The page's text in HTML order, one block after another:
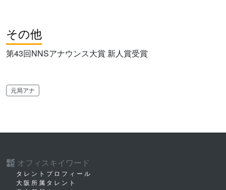
その他
第43回NNSアナウンス大賞 新人賞受賞
元局アナ
株式
会社 オフィスキイワード
タレントプロフィール
大阪所属タレント